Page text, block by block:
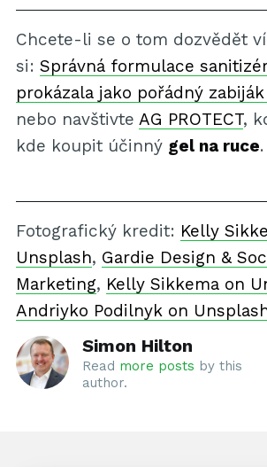
Chcete-li se o tom dozvědět
si: Správná formulace
prokázala jako pořádný
nebo navštivte AG PROTECT,
kde koupit účinný gel na ruce.
Fotografický kredit: Kelly
Unsplash, Gardie Design &
Marketing, Kelly Sikkema on
Andriyko Podilnyk on
Simon Hilton
Read more posts by this
author.